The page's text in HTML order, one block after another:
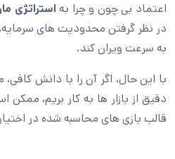
اعتماد بی چون و چرا به استراتژی
در نظر گرفتن محدودیت های
به سرعت ویران کند.
با این حال، اگر آن را با دانش
دقیق از بازار ها به کار بریم،
قالب بازی های محاسبه شده در